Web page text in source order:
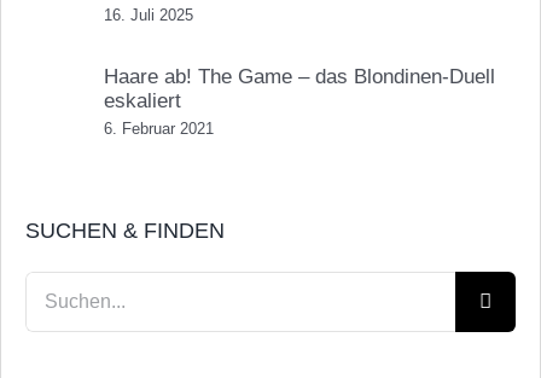
16. Juli 2025
Haare ab! The Game – das Blondinen-Duell
eskaliert
6. Februar 2021
SUCHEN & FINDEN
nach: